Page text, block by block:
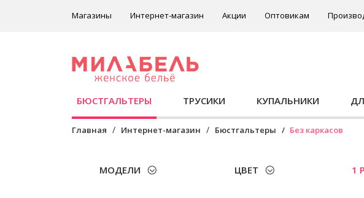
Магазины Интернет-магазин Акции Оптовикам
БЮСТГАЛЬТЕРЫ ТРУСИКИ КУПАЛЬНИКИ
Главная Интернет-магазин Бюстгальтеры Без каркасов
МОДЕЛИ ЦВЕТ 1